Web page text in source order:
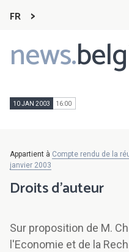
FR
news.
Main
navigation
10 JAN 2003 16:00
Appartient à Compte rendu de la
janvier 2003
Droits d'auteur
Sur proposition de M.
l'Economie et de la